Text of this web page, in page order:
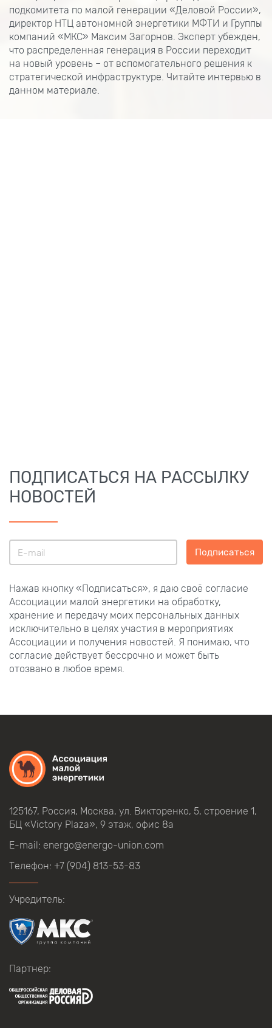
подкомитета по малой генерации «Деловой России»,
директор НТЦ автономной энергетики МФТИ и Группы
компаний «МКС» Максим Загорнов. Эксперт убежден,
что распределенная генерация в России переходит
на новый уровень – от вспомогательного решения к
стратегической инфраструктуре. Читайте интервью в
данном материале.
ПОДПИСАТЬСЯ НА РАССЫЛКУ
НОВОСТЕЙ
Подписаться
Нажав кнопку «Подписаться», я даю своё согласие
Ассоциации малой энергетики на обработку,
хранение и передачу моих персональных данных
исключительно в целях участия в мероприятиях
Ассоциации и получения новостей. Я понимаю, что
согласие действует бессрочно и может быть
отозвано в любое время.
125167, Россия, Москва, ул. Викторенко, 5, строение 1,
БЦ «Victory Plaza», 9 этаж, офис 8а
E-mail: energo@energo-union.com
Телефон: +7 (904) 813-53-83
Учредитель:
Партнер: